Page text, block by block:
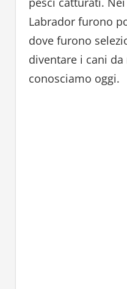
Labrador furono
dove furono
diventare i cani
conosciamo oggi.